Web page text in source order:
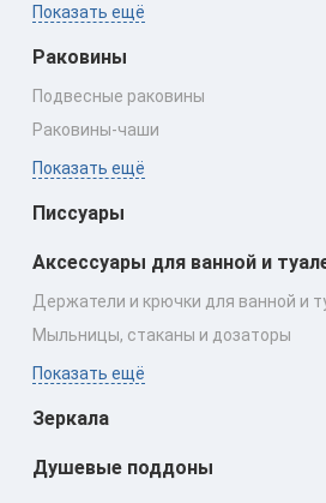
Показать ещё
Раковины
Подвесные раковины
Раковины‑чаши
Показать ещё
Писсуары
Аксессуары для ванной и
Держатели и крючки для ванной и
Мыльницы, стаканы и дозаторы
Показать ещё
Зеркала
Душевые поддоны